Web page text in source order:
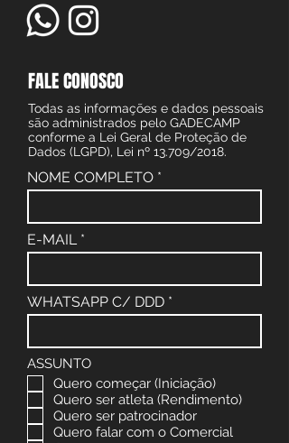
FALE CONOSCO
Todas as informações e dados pessoais
são administrados pelo GADECAMP
conforme a Lei Geral de Proteção de
Dados (LGPD), Lei nº 13.709/2018.
NOME COMPLETO
E-MAIL
WHATSAPP C/ DDD
ASSUNTO
Quero começar (Iniciação)
Quero ser atleta (Rendimento)
Quero ser patrocinador
Quero falar com o Comercial